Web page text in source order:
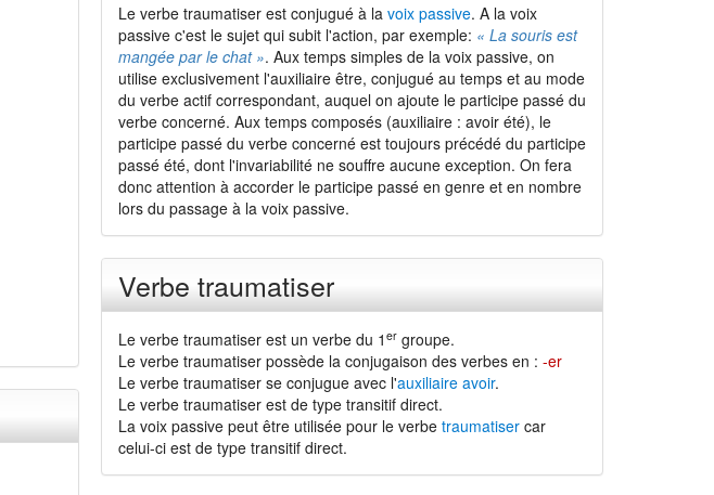
Le verbe traumatiser est conjugué à la voix passive. A la voix
passive c'est le sujet qui subit l'action, par exemple: « La souris est
mangée par le chat ». Aux temps simples de la voix passive, on
utilise exclusivement l'auxiliaire être, conjugué au temps et au mode
du verbe actif correspondant, auquel on ajoute le participe passé du
verbe concerné. Aux temps composés (auxiliaire : avoir été), le
participe passé du verbe concerné est toujours précédé du participe
passé été, dont l'invariabilité ne souffre aucune exception. On fera
donc attention à accorder le participe passé en genre et en nombre
lors du passage à la voix passive.
Verbe traumatiser
Le verbe traumatiser est un verbe du 1 ergroupe.
Le verbe traumatiser possède la conjugaison des verbes en : -er
Le verbe traumatiser se conjugue avec l'auxiliaire avoir.
Le verbe traumatiser est de type transitif direct.
La voix passive peut être utilisée pour le verbe traumatisercar
celui-ci est de type transitif direct.